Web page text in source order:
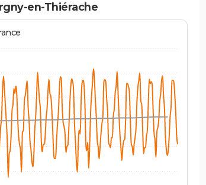
en-Thiérache